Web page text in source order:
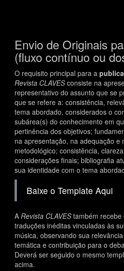
Envio de Originais
(fluxo contínuo ou
O requisito principal para a
Revista CLAVESconsiste na
representativo do assunto que se
que se refere a: consistência,
tema abordado, considerados o
subárea(s) do conhecimento em
pertinência dos objetivos;
na apresentação, na adequação e
metodológico; consistência,
considerações finais; bibliografia
sua identidade com o tema
Baixe o Template Aqui
A Revista CLAVEStambém recebe
traduções inéditas vinculadas às
música, observando sua
temática e contribuição para o
Deverá ser seguido o mesmo
acima.